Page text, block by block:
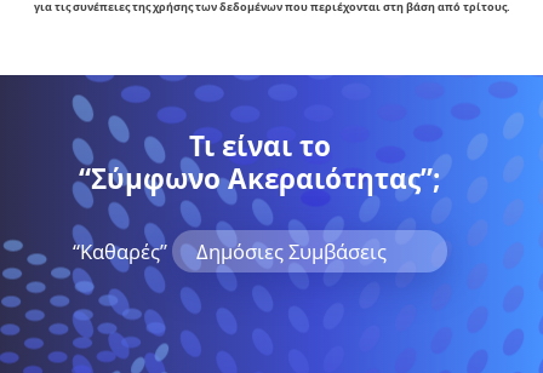
για τις συνέπειες της χρήσης των δεδομένων που περιέχονται στη βάση από τρίτους.
Τι είναι το
“Σύμφωνο Ακεραιότητας”;
“Kαθαρές” Δημόσιες Συμβάσεις